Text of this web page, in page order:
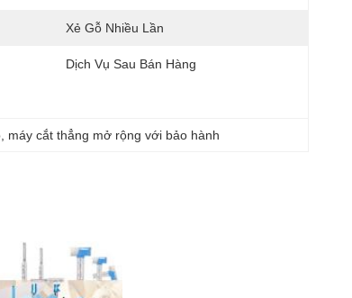
Xẻ Gỗ Nhiều Lần
Dịch Vụ Sau Bán Hàng
máy cắt thẳng mở rộng với bảo hành